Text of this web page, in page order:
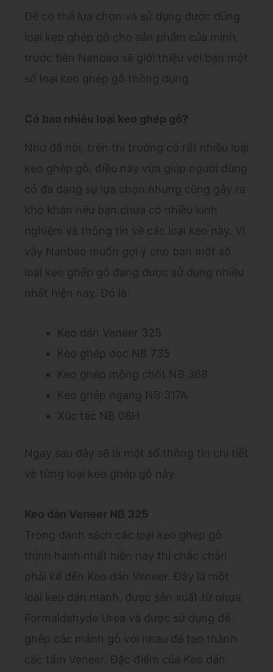
Để có thể lựa chọn và sử dụng được đúng
loại keo ghép gỗ cho sản phẩm của mình,
trước tiên Nanbao sẽ giới thiệu với bạn một
số loại keo ghép gỗ thông dụng.
Có bao nhiêu loại keo ghép gỗ?
Như đã nói, trên thị trường có rất nhiều loại
keo ghép gỗ, điều này vừa giúp người dùng
có đa dạng sự lựa chọn nhưng cũng gây ra
khó khăn nếu bạn chưa có nhiều kinh
nghiệm và thông tin về các loại keo này. Vì
vậy Nanbao muốn gợi ý cho bạn một số
loại keo ghép gỗ đang được sử dụng nhiều
nhất hiện nay. Đó là:
Keo dán Veneer 325
Keo ghép dọc NB 735
Keo ghép mộng chốt NB 368
Keo ghép ngang NB 317A
Xúc tác NB 08H
Ngay sau đây sẽ là một số thông tin chi tiết
về từng loại keo ghép gỗ này.
Keo dán Veneer NB 325
Trong danh sách các loại keo ghép gỗ
thịnh hành nhất hiện nay thì chắc chắn
phải kể đến Keo dán Veneer. Đây là một
loại keo dán mạnh, được sản xuất từ nhựa
Formaldehyde Urea và được sử dụng để
ghép các mảnh gỗ với nhau để tạo thành
các tấm Veneer. Đặc điểm của Keo dán